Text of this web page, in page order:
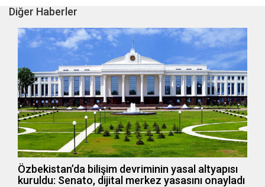
Diğer Haberler
Özbekistan’da bilişim devriminin yasal altyapısı
kuruldu: Senato, dijital merkez yasasını onayladı